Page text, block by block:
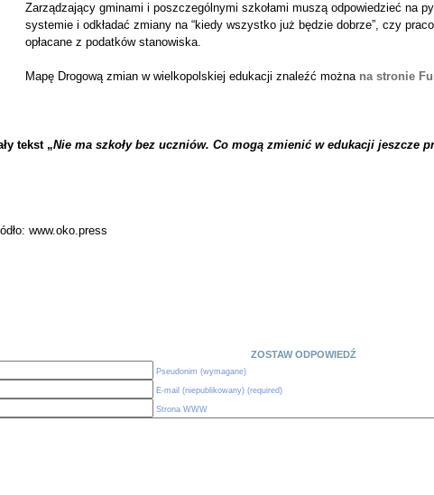
Zarządzający gminami i poszczególnymi szkołami muszą odpowiedzieć na
systemie i odkładać zmiany na “kiedy wszystko już będzie dobrze”, czy
opłacane z podatków stanowiska.
Mapę Drogową zmian w wielkopolskiej edukacji znaleźć można na stronie
tekst „Nie ma szkoły bez uczniów. Co mogą zmienić w edukacji jeszcze
www.oko.press
ZOSTAW ODPOWIEDŹ
Pseudonim (wymagane)
E-mail (niepublikowany) (required)
Strona WWW